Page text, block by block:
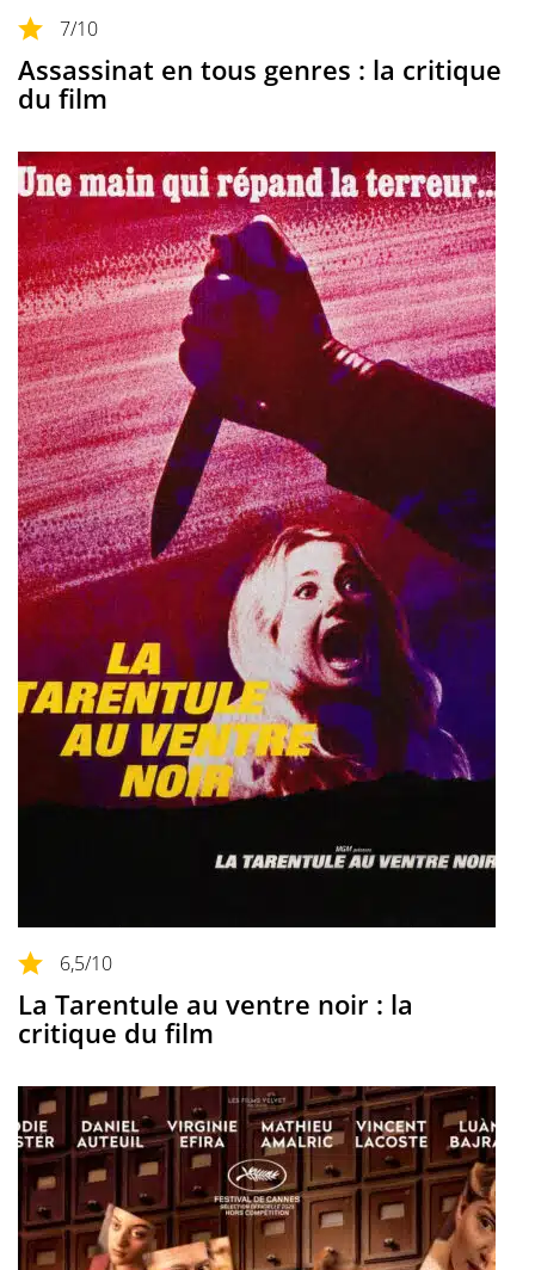
7/10
Assassinat en tous genres : la critique
du film
6,5/10
La Tarentule au ventre noir : la
critique du film